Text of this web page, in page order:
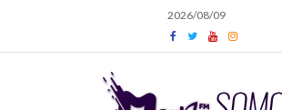
content
2026/08/09